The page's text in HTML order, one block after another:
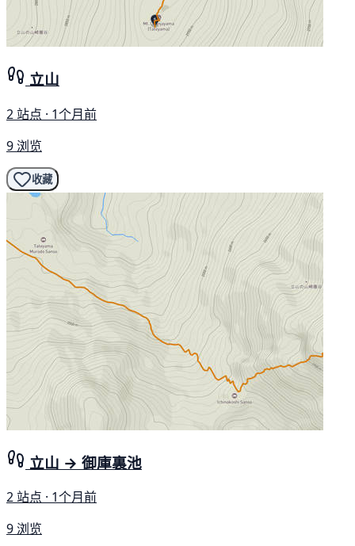
立山
2 站点 · 1个月前
9 浏览
收藏
立山 → 御庫裏池
2 站点 · 1个月前
9 浏览